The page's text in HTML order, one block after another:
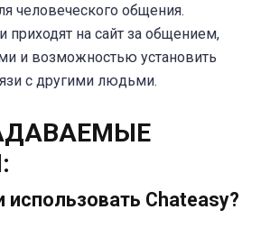
человеческого общения.
приходят на сайт за общением,
и возможностью установить
с другими людьми.
использовать Chateasy?